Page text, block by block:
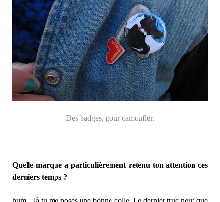
Des badges, pour camoufler.
Quelle marque a particulièrement retenu ton attention ces
derniers temps ?
hum…là tu me poses une bonne colle. Le dernier truc neuf que